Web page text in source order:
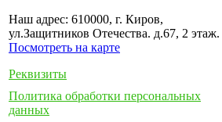
Наш адрес: 610000, г. Киров,
ул.Защитников Отечества. д.67, 2 этаж.
Посмотреть на карте
Реквизиты
Политика обработки персональных
данных